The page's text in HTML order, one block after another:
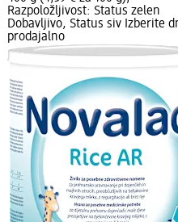
Razpoložljivost: Status zelen
Dobavljivo, Status siv Izberite
prodajalno